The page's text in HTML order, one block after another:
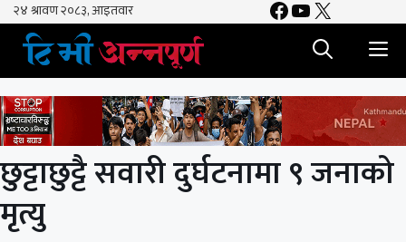
Skip
content
Facebook
YouTube
X
छुट्टाछुट्टै सवारी दुर्घटनामा ९ जनाको
मृत्यु